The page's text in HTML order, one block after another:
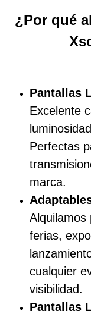
¿Por qué
Pantallas
Excelente
Perfectas
marca.
Alquilamos
ferias,
cualquier
visibilidad.
Pantallas